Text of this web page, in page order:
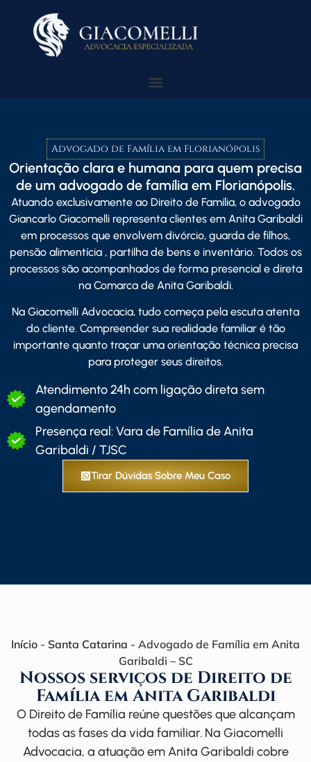
Advogado de Família em Florianópolis
Orientação clara e humana para quem precisa
de um advogado de família em Florianópolis.
Atuando exclusivamente ao Direito de Família, o advogado
Giancarlo Giacomelli representa clientes em Anita Garibaldi
em processos que envolvem divórcio, guarda de filhos,
pensão alimentícia , partilha de bens e inventário. Todos os
processos são acompanhados de forma presencial e direta
na Comarca de Anita Garibaldi.
Na Giacomelli Advocacia, tudo começa pela escuta atenta
do cliente. Compreender sua realidade familiar é tão
importante quanto traçar uma orientação técnica precisa
para proteger seus direitos.
Atendimento 24h com ligação direta sem
agendamento
Presença real: Vara de Família de Anita
Garibaldi / TJSC
Tirar Dúvidas Sobre Meu Caso
Início - Santa Catarina - Advogado de Família em Anita
Garibaldi – SC
Nossos serviços de Direito de
Família em Anita Garibaldi
O Direito de Família reúne questões que alcançam
todas as fases da vida familiar. Na Giacomelli
Advocacia, a atuação em Anita Garibaldi cobre